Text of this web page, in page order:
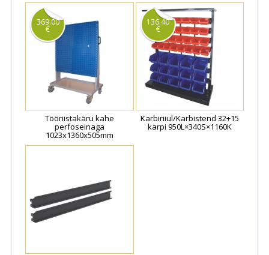
369.00
€
Tööriistakäru kahe
perfoseinaga
1023x1360x505mm
136.40
€
Karbiriiul/Karbistend 32+15
karpi 950L×340S×1160K